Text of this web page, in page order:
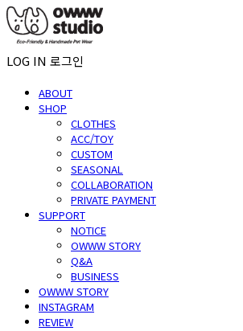
LOG IN 로그인
ABOUT
SHOP
CLOTHES
ACC/TOY
CUSTOM
SEASONAL
COLLABORATION
PRIVATE PAYMENT
SUPPORT
NOTICE
OWWW STORY
Q&A
BUSINESS
OWWW STORY
INSTAGRAM
REVIEW